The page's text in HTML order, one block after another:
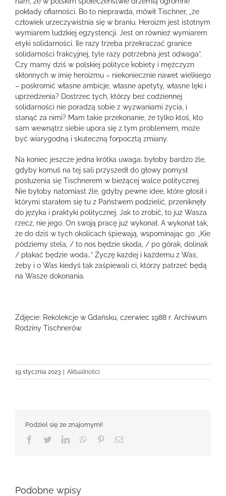
pokłady ofiarności. Bo to nieprawda, mówił Tischner, „że
człowiek urzeczywistnia się w braniu. Heroizm jest istotnym
wymiarem ludzkiej egzystencji. Jest on również wymiarem
etyki solidarności. Ile razy trzeba przekraczać granice
solidarności frakcyjnej, tyle razy potrzebna jest odwaga”.
Czy mamy dziś w polskiej polityce kobiety i mężczyzn
skłonnych w imię heroizmu – niekoniecznie nawet wielkiego
– poskromić własne ambicje, własne apetyty, własne lęki i
uprzedzenia? Dostrzec tych, którzy bez codziennej
solidarności nie poradzą sobie z wyzwaniami życia, i
stanąć za nimi? Mam takie przekonanie, że tylko ktoś, kto
sam wewnątrz siebie upora się z tym problemem, może
być wiarygodną i skuteczną forpocztą zmiany.
Na koniec jeszcze jedna krótka uwaga: byłoby bardzo źle,
gdyby komuś na tej sali przyszedł do głowy pomysł
posłużenia się Tischnerem w bieżącej walce politycznej.
Nie byłoby natomiast źle, gdyby pewne idee, które głosił i
którymi starałem się tu z Państwem podzielić, przeniknęły
do języka i praktyki politycznej. Jak to zrobić, to już Wasza
rzecz, nie jego. On swoją pracę już wykonał. A wykonał tak,
że do dziś w tych okolicach śpiewają, wspominając go: „Kie
pódziemy stela, / to nos będzie skoda, / po górak, dolinak
/ płakać będzie woda…” Życzę każdej i każdemu z Was,
żeby i o Was kiedyś tak zaśpiewali ci, którzy patrzeć będą
na Wasze dokonania.
Zdjęcie: Rekolekcje w Gdańsku, czerwiec 1988 r. Archiwum
Rodziny Tischnerów.
19 stycznia 2023 Aktualności
Podziel się ze znajomymi!
Facebook
TwitterLinkedInWhatsApp
PinterestEmail
Podobne wpisy